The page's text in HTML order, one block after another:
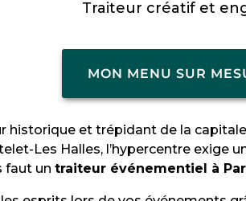
Traiteur créatif et
MON MENU SUR
et trépidant de la
Les Halles, l’hypercentre exige
faut un traiteur événementiel à